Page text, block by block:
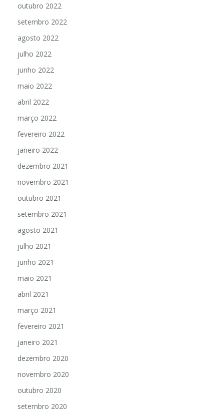
outubro 2022
setembro 2022
agosto 2022
julho 2022
junho 2022
maio 2022
abril 2022
março 2022
fevereiro 2022
janeiro 2022
dezembro 2021
novembro 2021
outubro 2021
setembro 2021
agosto 2021
julho 2021
junho 2021
maio 2021
abril 2021
março 2021
fevereiro 2021
janeiro 2021
dezembro 2020
novembro 2020
outubro 2020
setembro 2020